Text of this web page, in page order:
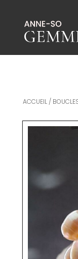
ACCUEIL/